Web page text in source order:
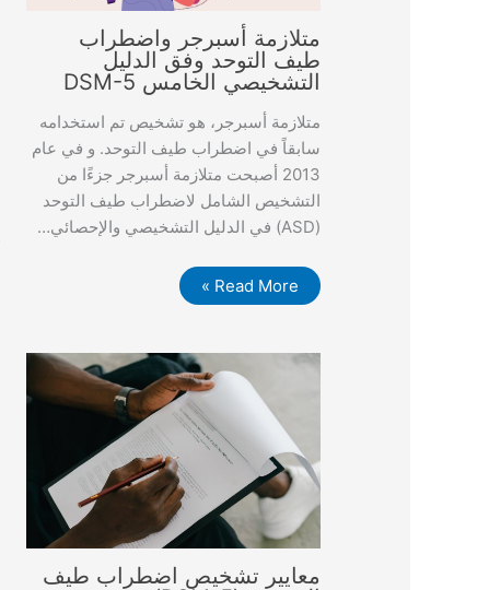
متلازمة أسبرجر واضطراب
طيف التوحد وفق الدليل
التشخيصي الخامس DSM-5
متلازمة أسبرجر، هو تشخيص تم استخدامه
سابقاً في اضطراب طيف التوحد. و في عام
2013 أصبحت متلازمة أسبرجر جزءًا من
التشخيص الشامل لاضطراب طيف التوحد
(ASD) في الدليل التشخيصي والإحصائي…
Read More »
معايير تشخيص اضطراب طيف